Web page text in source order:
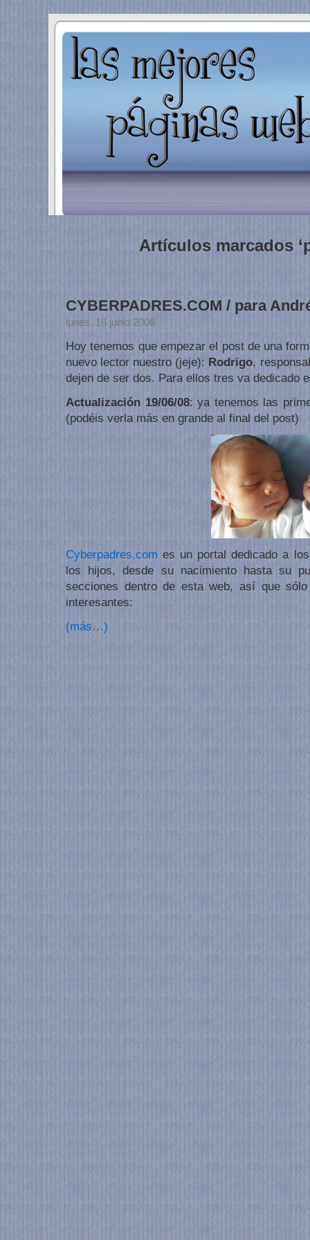
Artículos marcados
CYBERPADRES.COM / para
lunes, 16 junio 2008
Hoy tenemos que empezar el post de una
nuevo lector nuestro (jeje): Rodrigo,
dejen de ser dos. Para ellos tres va dedicado
Actualización 19/06/08: ya tenemos las
(podéis verla más en grande al final del post)
Cyberpadres.com es un portal dedicado a
los hijos, desde su nacimiento hasta su
secciones dentro de esta web, así que
interesantes:
(más…)